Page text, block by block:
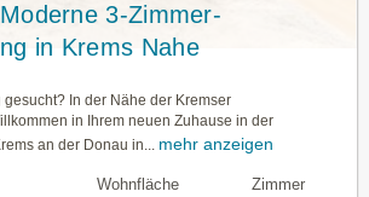
3-Zimmer-
in Krems Nahe
Top 2In der Nähe der Kremser
in Ihrem neuen Zuhause in der
an der Donau in... mehr anzeigen
Wohnfläche Zimmer